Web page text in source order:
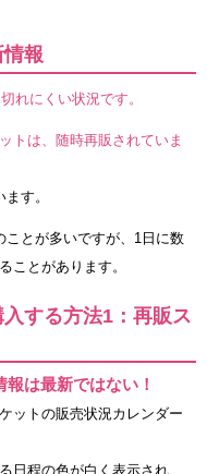
報
れにくい状況です。
トは、随時再販されていま
す。
ことが多いですが、1日に数
ことがあります。
する方法1：再販ス
は最新ではない！
ットの販売状況カレンダー
日程の色が白く表示され、